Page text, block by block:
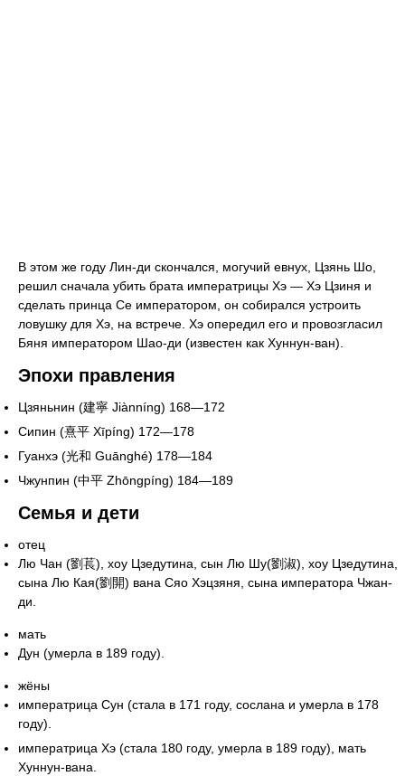
В этом же году Лин-ди скончался, могучий евнух, Цзянь Шо,
решил сначала убить брата императрицы Хэ — Хэ Цзиня и
сделать принца Се императором, он собирался устроить
ловушку для Хэ, на встрече. Хэ опередил его и провозгласил
Бяня императором Шао-ди (известен как Хуннун-ван).
Эпохи правления
Цзяньнин (建寧 Jiànníng) 168—172
Сипин (熹平 Xīpíng) 172—178
Гуанхэ (光和 Guānghé) 178—184
Чжунпин (中平 Zhōngpíng) 184—189
Семья и дети
отец
Лю Чан (劉萇), хоу Цзедутина, сын Лю Шу(劉淑), хоу Цзедутина,
сына Лю Кая(劉開) вана Сяо Хэцзяня, сына императора Чжан-
ди.
мать
Дун (умерла в 189 году).
жёны
императрица Сун (стала в 171 году, сослана и умерла в 178
году).
императрица Хэ (стала 180 году, умерла в 189 году), мать
Хуннун-вана.